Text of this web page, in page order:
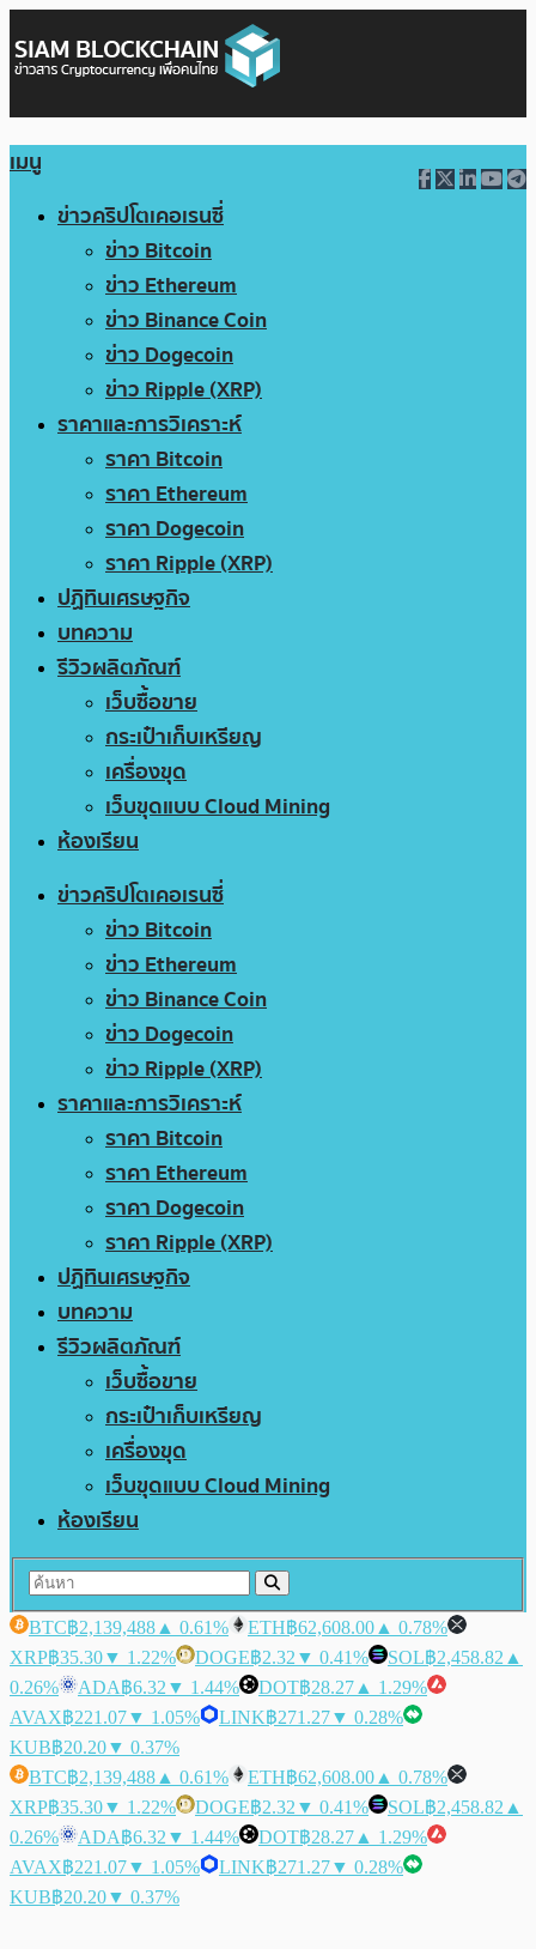
เมนู
ข่าวคริปโตเคอเรนซี่
ข่าว Bitcoin
ข่าว Ethereum
ข่าว Binance Coin
ข่าว Dogecoin
ข่าว Ripple (XRP)
ราคาและการวิเคราะห์
ราคา Bitcoin
ราคา Ethereum
ราคา Dogecoin
ราคา Ripple (XRP)
ปฏิทินเศรษฐกิจ
บทความ
รีวิวผลิตภัณฑ์
เว็บซื้อขาย
กระเป๋าเก็บเหรียญ
เครื่องขุด
เว็บขุดแบบ Cloud Mining
ห้องเรียน
ข่าวคริปโตเคอเรนซี่
ข่าว Bitcoin
ข่าว Ethereum
ข่าว Binance Coin
ข่าว Dogecoin
ข่าว Ripple (XRP)
ราคาและการวิเคราะห์
ราคา Bitcoin
ราคา Ethereum
ราคา Dogecoin
ราคา Ripple (XRP)
ปฏิทินเศรษฐกิจ
บทความ
รีวิวผลิตภัณฑ์
เว็บซื้อขาย
กระเป๋าเก็บเหรียญ
เครื่องขุด
เว็บขุดแบบ Cloud Mining
ห้องเรียน
BTC฿2,139,488 ▲ 0.61% ETH฿62,608.00 ▲ 0.78%
XRP฿35.30▼ 1.22% DOGE฿2.32 ▼ 0.41% SOL฿2,458.82 ▲
0.26%
ADA฿6.32 ▼ 1.44% DOT฿28.27 ▲ 1.29%
AVAX฿221.07▼ 1.05% LINK฿271.27▼ 0.28%
KUB฿20.20▼ 0.37%
BTC฿2,139,488 ▲ 0.61% ETH฿62,608.00 ▲ 0.78%
XRP฿35.30▼ 1.22% DOGE฿2.32 ▼ 0.41% SOL฿2,458.82 ▲
0.26%
ADA฿6.32 ▼ 1.44% DOT฿28.27 ▲ 1.29%
AVAX฿221.07▼ 1.05% LINK฿271.27▼ 0.28%
KUB฿20.20▼ 0.37%